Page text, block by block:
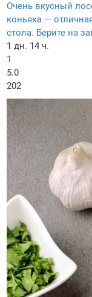
Очень вкусный
коньяка —
стола. Берите на
1 дн. 14 ч.
1
5.0
202